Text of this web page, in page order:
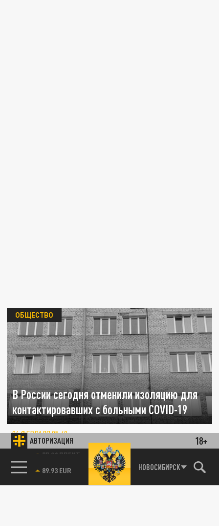
АВТОРИЗАЦИЯ 18+
85.64 BRENT НОВОСИБИРСК
В России сегодня отменили изоляцию для
контактировавших с больными COVID-19
ОБЩЕСТВО
06 ФЕВРАЛЯ 05:49
Ранее сроки изоляции были снижены с 14
до 7 дней.